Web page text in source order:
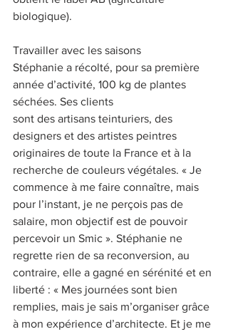
biologique).
Travailler avec les saisons
Stéphanie a récolté, pour sa première
année d’activité, 100 kg de plantes
séchées. Ses clients
sont des artisans teinturiers, des
designers et des artistes peintres
originaires de toute la France et à la
recherche de couleurs végétales. « Je
commence à me faire connaître, mais
pour l’instant, je ne perçois pas de
salaire, mon objectif est de pouvoir
percevoir un Smic ». Stéphanie ne
regrette rien de sa reconversion, au
contraire, elle a gagné en sérénité et en
liberté : « Mes journées sont bien
remplies, mais je sais m’organiser grâce
à mon expérience d’architecte. Et je me